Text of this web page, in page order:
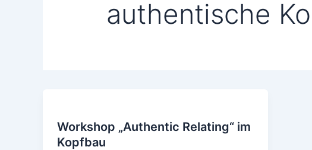
authentische
Workshop „Authentic Relating“ im
Kopfbau